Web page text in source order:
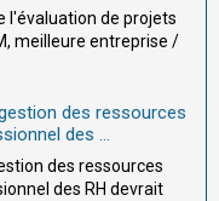
l'évaluation de projets
meilleure entreprise /
des ressources
des ...
des ressources
des RH devrait